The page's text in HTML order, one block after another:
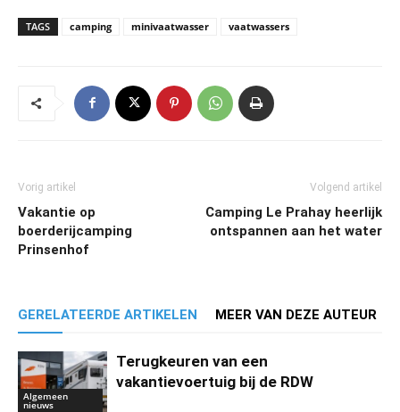
TAGS camping minivaatwasser vaatwassers
Vorig artikel
Vakantie op
boerderijcamping
Prinsenhof
Volgend artikel
Camping Le Prahay heerlijk
ontspannen aan het water
GERELATEERDE ARTIKELEN MEER VAN DEZE AUTEUR
Algemeen
nieuws
Terugkeuren van een
vakantievoertuig bij de RDW